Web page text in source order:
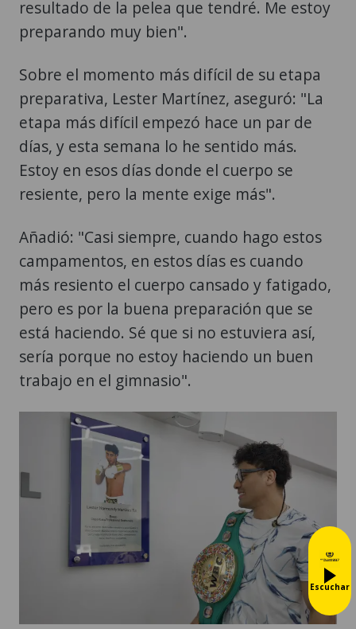
resultado de la pelea que tendré. Me estoy
preparando muy bien".
Sobre el momento más difícil de su etapa
preparativa, Lester Martínez, aseguró: "La
etapa más difícil empezó hace un par de
días, y esta semana lo he sentido más.
Estoy en esos días donde el cuerpo se
resiente, pero la mente exige más".
Añadió: "Casi siempre, cuando hago estos
campamentos, en estos días es cuando
más resiento el cuerpo cansado y fatigado,
pero es por la buena preparación que se
está haciendo. Sé que si no estuviera así,
sería porque no estoy haciendo un buen
trabajo en el gimnasio".
Escuchar